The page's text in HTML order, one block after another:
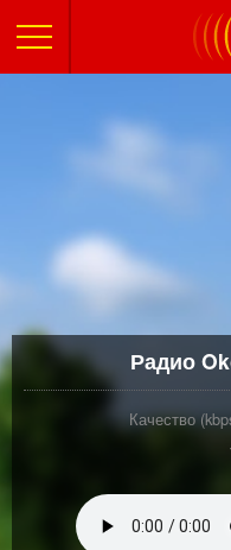
Радио
Качество